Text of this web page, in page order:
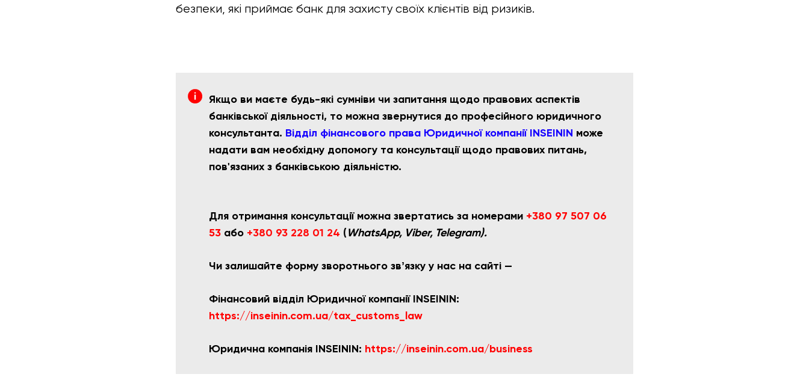
безпеки, які приймає банк для захисту своїх клієнтів від ризиків.
Якщо ви маєте будь-які сумніви чи запитання щодо правових аспектів
банківської діяльності, то можна звернутися до професійного юридичного
консультанта. Відділ фінансового права Юридичної компанії INSEININ може
надати вам необхідну допомогу та консультації щодо правових питань,
пов'язаних з банківською діяльністю.
Для отримання консультації можна звертатись за номерами +380 97 507 06
53 або +380 93 228 01 24 (WhatsApp, Viber, Telegram).
Чи залишайте форму зворотнього звʼязку у нас на сайті —
Фінансовий відділ Юридичної компанії INSEININ:
https://inseinin.com.ua/tax_customs_law
Юридична компанія INSEININ: https://inseinin.com.ua/business